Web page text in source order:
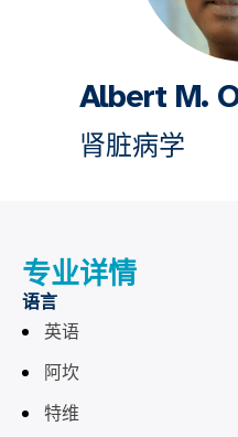
Albert M.
肾脏病学
专业详情
语言
英语
阿坎
特维